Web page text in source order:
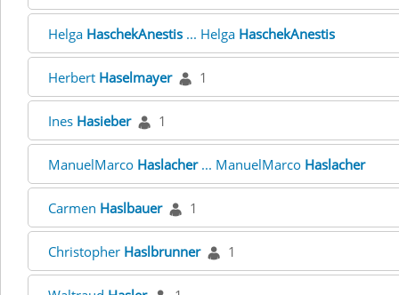
Helga HaschekAnestis ... Helga HaschekAnestis
Herbert Haselmayer 1
Ines Hasieber 1
ManuelMarco Haslacher... ManuelMarco Haslacher
Carmen Haslbauer 1
Christopher Haslbrunner 1